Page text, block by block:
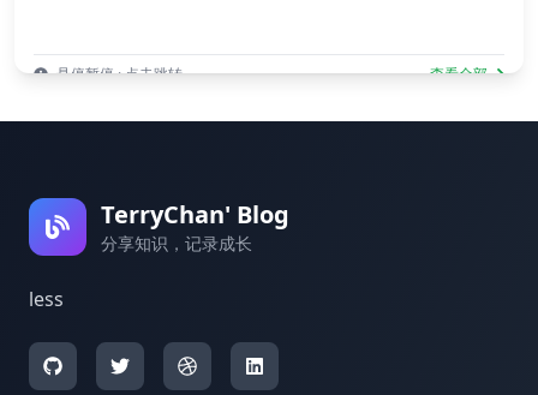
悬停暂停 · 点击跳转 查看全部
TerryChan' Blog
分享知识，记录成长
less